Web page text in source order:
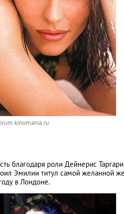
благодаря роли Дейнерис
Эмилии титул самой желанной
в Лондоне.